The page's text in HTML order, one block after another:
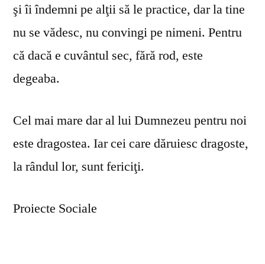
şi îi îndemni pe alţii să le practice, dar la tine
nu se vă­desc, nu convingi pe nimeni. Pentru
că dacă e cuvântul sec, fără rod, este
degeaba.
Cel mai mare dar al lui Dumnezeu pentru noi
este dragostea. Iar cei care dăruiesc dragoste,
la rândul lor, sunt fericiţi.
Proiecte Sociale